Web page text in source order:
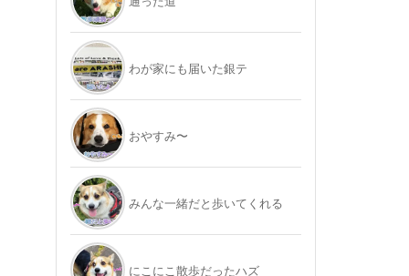
わが家にも届いた銀テ
おやすみ〜
みんな一緒だと歩いてくれる
にこにこ散歩だったハズ